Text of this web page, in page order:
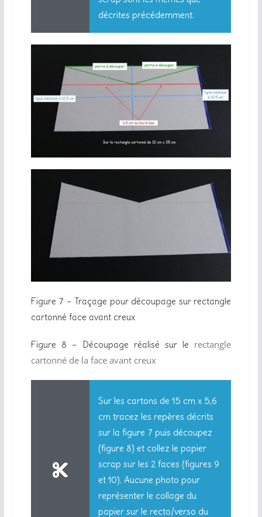
décrites précédemment.
Figure 7 – Traçage pour découpage sur rectangle
cartonné face avant creux
Figure 8 – Découpage réalisé sur le rectangle
cartonné de la face avant creux
Sur les cartons de 15 cm x 5,6
cm tracez les repères décrits
sur la figure 7 puis découpez
(figure 8) et collez le papier
scrap sur les 2 faces (figures 9
et 10). Aucune photo pour
représenter le collage du
papier sur le recto/verso du